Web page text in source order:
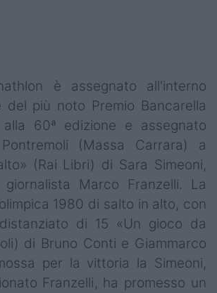
è assegnato all'interno
del più noto Premio Bancarella
60ª edizione e assegnato
(Massa Carrara) a
(Rai Libri) di Sara Simeoni,
Marco Franzelli. La
1980 di salto in alto, con
di 15 «Un gioco da
di Bruno Conti e Giammarco
per la vittoria la Simeoni,
Franzelli, ha promesso un